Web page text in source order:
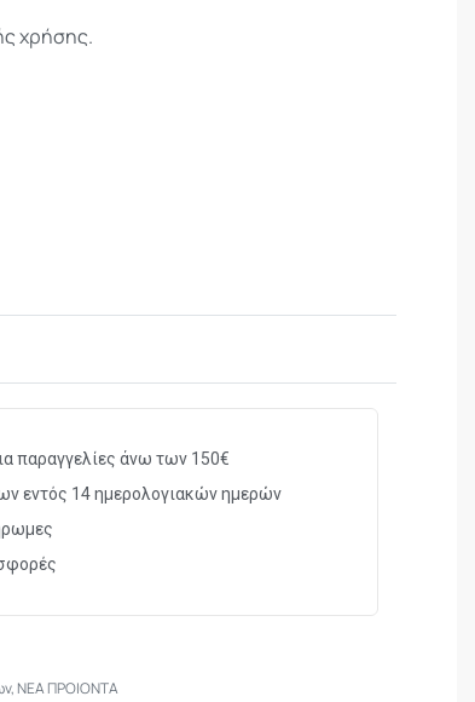
χρήσης.
ζώνη
παραγγελίες άνω των 150€
εντός 14 ημερολογιακών ημερών
, ΝΕΑ ΠΡΟΙΟΝΤΑ